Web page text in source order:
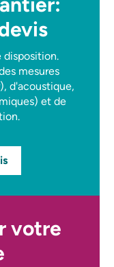
disposition.
mesures
d'acoustique,
et de
votre